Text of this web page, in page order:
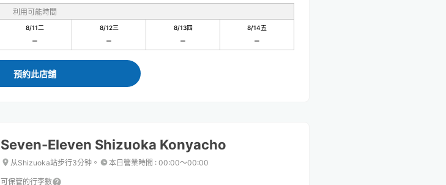
利用可能時間
8/11二 8/12三 8/13四 8/14五
預約此店舖
Seven-Eleven Shizuoka Konyacho
从Shizuoka站步行3分钟。 本日營業時間 : 00:00〜00:00
可保管的行李數